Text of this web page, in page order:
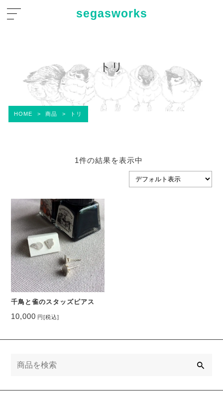
segasworks
トリ
HOME > 商品 > トリ
1件の結果を表示中
千鳥と雀のスタッズピアス
10,000 円[税込]